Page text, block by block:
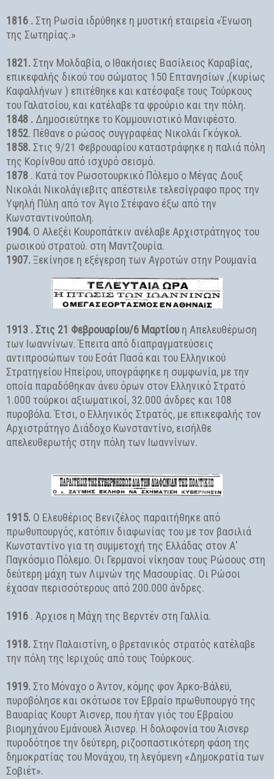
1816 .Στη Ρωσία ιδρύθηκε η μυστική εταιρεία «Ένωση
της Σωτηρίας.»
1821.Στην Μολδαβία, ο Ιθακήσιες Βασίλειος Καραβίας,
επικεφαλής δικού του σώματος 150 Επτανησίων ,(κυρίως
Καφαλλήνων ) επιτέθηκε και κατέσφαξε τους Τούρκους
του Γαλατσίου, και κατέλαβε τα φρούριο και την πόλη.
1848 . Δημοσιεύτηκε το Κομμουνιστικό Μανιφέστο.
1852. Πέθανε ο ρώσος συγγραφέας Νικολάι Γκόγκολ.
1858.Στις 9/21 Φεβρουαρίου καταστράφηκε η παλιά πόλη
της Κορίνθου από ισχυρό σεισμό.
1878 . Κατά τον Ρωσοτουρκικό Πόλεμο ο Μέγας Δουξ
Νικολάι Νικολάγιεβιτς απέστειλε τελεσίγραφο προς την
Υψηλή Πύλη από τον Άγιο Στέφανο έξω από την
Κωνσταντινούπολη.
1904. Ο Αλεξέι Κουροπάτκιν ανέλαβε Αρχιστράτηγος του
ρωσικού στρατού. στη Μαντζουρία.
1907. Ξεκίνησε η εξέγερση των Αγροτών στην Ρουμανία
1913 . Στις 21 Φεβρουαρίου/6 Μαρτίουη Απελευθέρωση
των Ιωαννίνων. Έπειτα από διαπραγματεύσεις
αντιπροσώπων του Εσάτ Πασά και του Ελληνικού
Στρατηγείου Ηπείρου, υπογράφηκε η συμφωνία, με την
οποία παραδόθηκαν άνευ όρων στον Ελληνικό Στρατό
1.000 τούρκοι αξιωματικοί, 32.000 άνδρες και 108
πυροβόλα. Έτσι, ο Ελληνικός Στρατός, με επικεφαλής τον
Αρχιστράτηγο Διάδοχο Κωνσταντίνο, εισήλθε
απελευθερωτής στην πόλη των Ιωαννίνων.
1915. Ο Ελευθέριος Βενιζέλος παραιτήθηκε από
πρωθυπουργός, κατόπιν διαφωνίας του με τον βασιλιά
Κωνσταντίνο για τη συμμετοχή της Ελλάδας στον Α'
Παγκόσμιο Πόλεμο. Οι Γερμανοί νίκησαν τους Ρώσους στη
δεύτερη μάχη των Λιμνών της Μασουρίας. Οι Ρώσοι
έχασαν περισσότερους από 200.000 άνδρες.
1916 . Άρχισε η Μάχη της Βερντέν στη Γαλλία.
1918.Στην Παλαιστίνη, ο βρετανικός στρατός κατέλαβε
την πόλη της Ιεριχούς από τους Τούρκους.
1919.Στο Μόναχο ο Άντον, κόμης φον Άρκο-Βάλεϋ,
πυροβόλησε και σκότωσε τον Εβραίο πρωθυπουργό της
Βαυαρίας Κουρτ Άισνερ, που ήταν γιός του Εβραίου
βιομηχάνου Εμάνουελ Άισνερ. Η δολοφονία του Άισνερ
πυροδότησε την δεύτερη, ριζοσπαστικότερη φάση της
δημοκρατίας του Μονάχου, τη λεγόμενη «Δημοκρατία των
Σοβιέτ».